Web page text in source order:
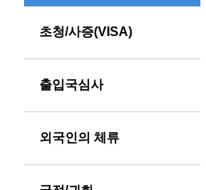
초청/사증(VISA)
출입국심사
외국인의 체류